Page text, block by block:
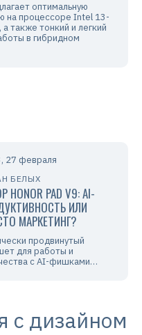
оптимальную
на процессоре Intel 13-
а также тонкий и легкий
в гибридном
27 февраля
БЕЛЫХ
HONOR PAD V9: AI-
ИЛИ
МАРКЕТИНГ?
продвинутый
для работы и
с AI-фишками…
с дизайном